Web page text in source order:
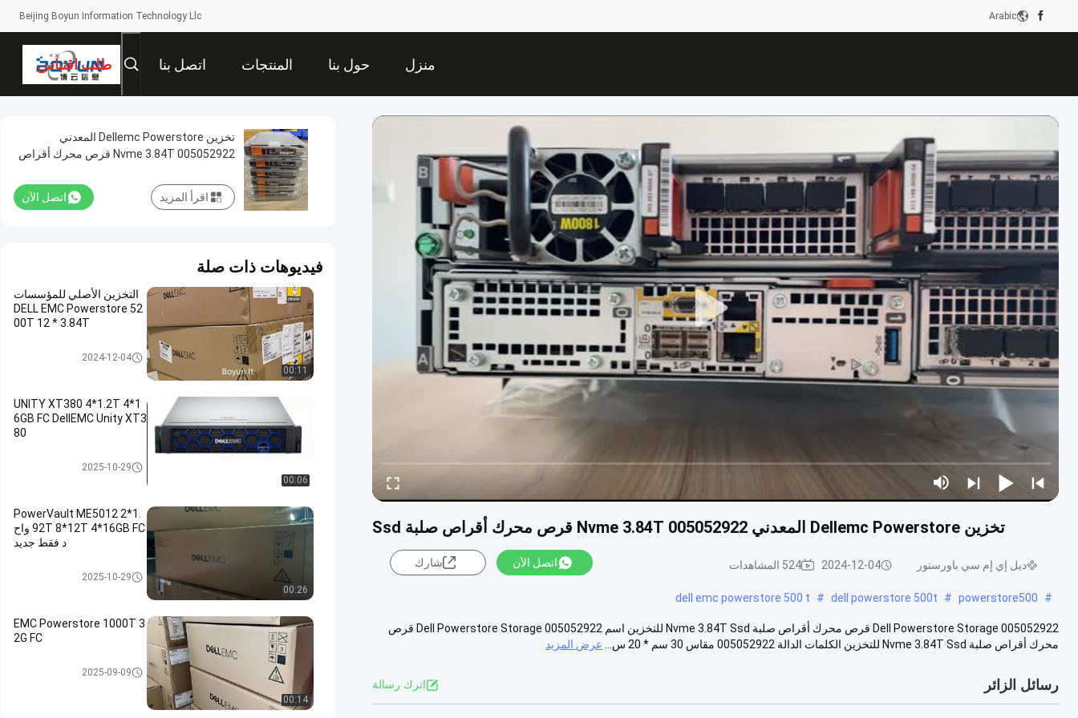
Beijing Boyun Information Technology Llc Arabic
منزل حول بنا المنتجات اتصل بنا طلب اقتباس
تخزين Dellemc Powerstore المعدني 005052922 Nvme 3.84T قرص محرك أقراص صلبة Ssd
ديل إي إم سي باورستور 2024-12-04 524 المشاهدات اتصل الآن شارك
#
powerstore500
#
dell powerstore 500t
#
dell emc powerstore 500 t
Dell Powerstore Storage 005052922 قرص محرك أقراص صلبة Nvme 3.84T Ssd للتخزين اسم Dell Powerstore Storage 005052922 قرص
محرك أقراص صلبة Nvme 3.84T Ssd للتخزين الكلمات الدالة 005052922 مقاس 30 سم * 20 س...
عرض المزيد
رسائل الزائر اترك رسالة
تخزين Dellemc Powerstore المعدني
005052922 Nvme 3.84T قرص محرك أقراص
اتصل الآن اقرأ المزيد
فيديوهات ذات صلة
00:11
التخزين الأصلي للمؤسسات
DELL EMC Powerstore 52
00T 12 * 3.84T
ديل إي إم سي باورستور2024-12-04
00:06
UNITY XT380 4*1.2T 4*1
6GB FC DellEMC Unity XT3
80
وحدة تخزين DELL EMC Unity
2025-10-29
00:26
PowerVault ME5012 2*1.
92T 8*12T 4*16GB FC واح
د فقط جديد
وحدة تخزين DELL EMC Unity
2025-10-29
00:14
EMC Powerstore 1000T 3
2G FC
وحدة تخزين DELL EMC Unity
2025-09-09